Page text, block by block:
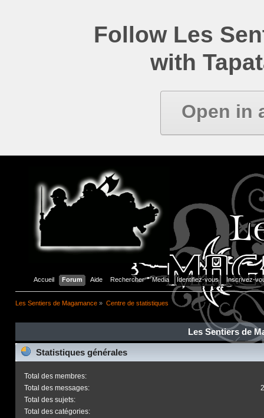
Follow Les
with
Open in
Accueil Forum Aide Rechercher Media Identifiez-vous Inscrivez-
Les Sentiers de Magamance » Centre de statistiques
Les Sentiers de
Statistiques générales
Total des membres:
Total des messages:
Total des sujets:
Total des catégories: